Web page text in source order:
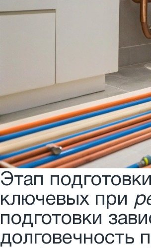
Этап
ключевых при
подготовки
долговечность